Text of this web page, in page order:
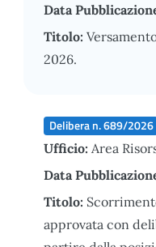
Data
Titolo:
2026.
Delibera n. 689/2026
Ufficio: Area
Data
Titolo:
approvata con